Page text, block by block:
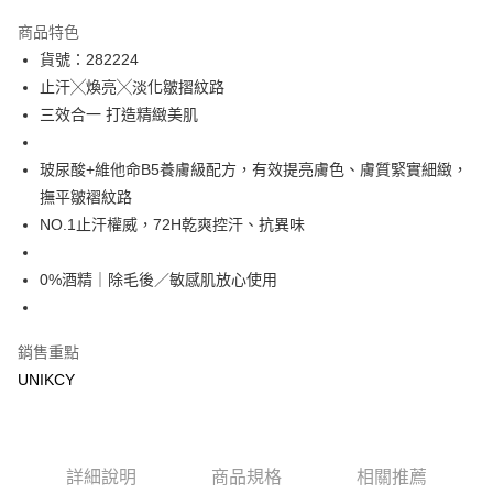
LINE Pay
Apple Pay
悠遊付
Google Pay
運送方式
7-11取貨付款［需3-5個工作天不含預購商品］
付款後7-11取貨［需3-5個工作天不含預購商品］
每筆NT$100，滿NT$799(含以上)免運費
商品特色
貨號：282224
止汗╳煥亮╳淡化皺摺紋路
三效合一 打造精緻美肌
玻尿酸+維他命B5養膚級配方，有效提亮膚色、膚質緊實細緻，
撫平皺褶紋路
NO.1止汗權威，72H乾爽控汗、抗異味
0%酒精｜除毛後／敏感肌放心使用
銷售重點
UNIKCY
詳細說明 商品規格 相關推薦